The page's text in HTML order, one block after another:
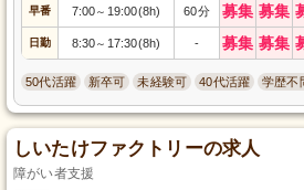
早番 7:00～ 19:00(8h) 60分 募集 募集
日勤 8:30～ 17:30(8h) - 募集 募集
50代活躍 新卒可 未経験可 40代活躍 学歴不
しいたけファクトリーの求人
障がい者支援